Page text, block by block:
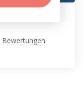
Bewertungen